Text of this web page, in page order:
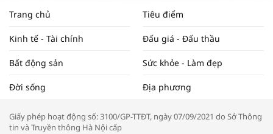
NAM NĂM 2024 VÀ NĂM 2025 | NHỊP
ĐẬP THỊ TRƯỜNG #62
Tọa đàm “Xúc tiến thương mại: Khơi
Trang chủ Tiêu điểm
Kinh tế - Tài chính Đấu giá - Đấu thầu
Bất động sản Sức khỏe - Làm đẹp
Đời sống Địa phương
Giấy phép hoạt động số: 3100/GP-TTĐT, ngày 07/09/2021 do Sở Thông
tin và Truyền thông Hà Nội cấp